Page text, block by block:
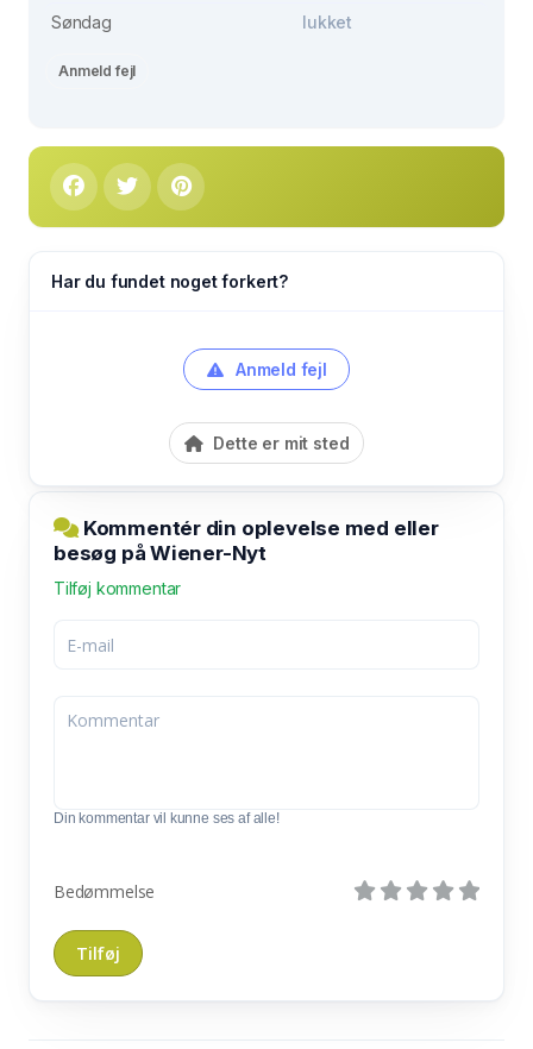
Søndag
lukket
Anmeld fejl
Har du fundet noget forkert?
Anmeld fejl
Dette er mit sted
Kommentér din oplevelse med eller
besøg på Wiener-Nyt
Tilføj kommentar
Din kommentar vil kunne ses af alle!
Bedømmelse